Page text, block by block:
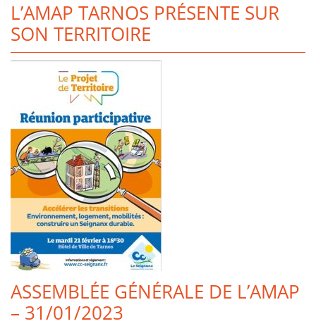
L’AMAP TARNOS PRÉSENTE SUR
SON TERRITOIRE
ASSEMBLÉE GÉNÉRALE DE L’AMAP
– 31/01/2023